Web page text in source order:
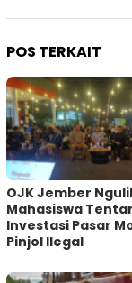
POS TERKAIT
OJK Jember
Mahasiswa
Investasi Pasar
Pinjol Ilegal